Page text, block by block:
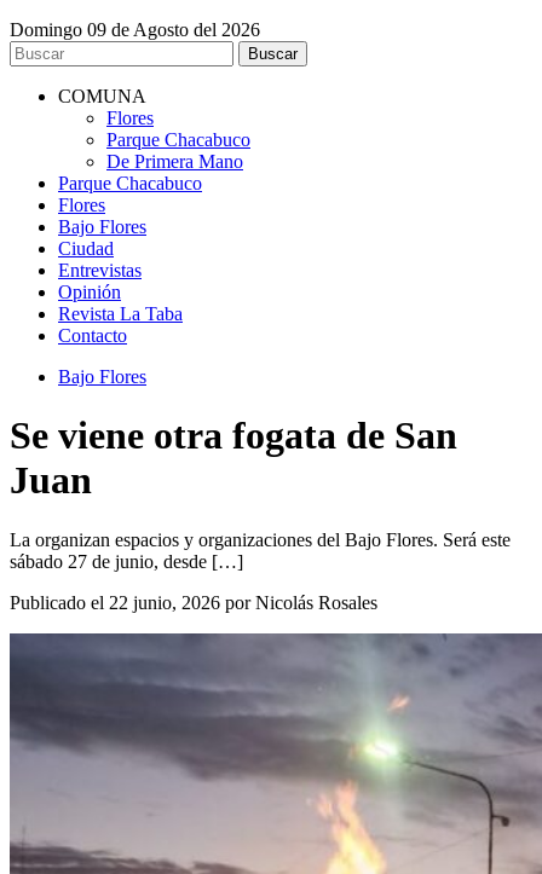
Domingo 09 de Agosto del 2026
COMUNA
Flores
Parque Chacabuco
De Primera Mano
Parque Chacabuco
Flores
Bajo Flores
Ciudad
Entrevistas
Opinión
Revista La Taba
Contacto
Bajo Flores
Se viene otra fogata de San
Juan
La organizan espacios y organizaciones del Bajo Flores. Será este
sábado 27 de junio, desde […]
Publicado el 22 junio, 2026 por Nicolás Rosales